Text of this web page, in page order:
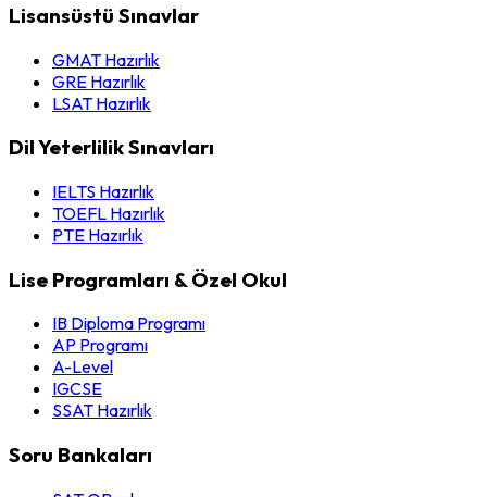
Lisansüstü Sınavlar
GMAT Hazırlık
GRE Hazırlık
LSAT Hazırlık
Dil Yeterlilik Sınavları
IELTS Hazırlık
TOEFL Hazırlık
PTE Hazırlık
Lise Programları & Özel Okul
IB Diploma Programı
AP Programı
A-Level
IGCSE
SSAT Hazırlık
Soru Bankaları